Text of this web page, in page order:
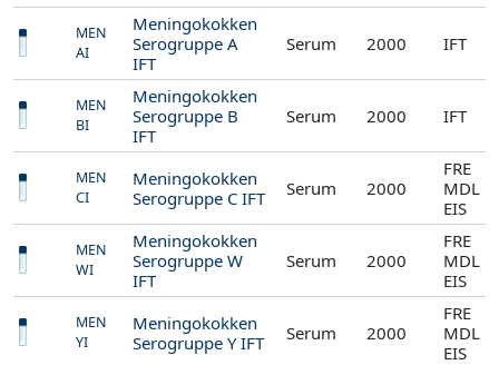
MEN
AI
Meningokokken
Serogruppe A
IFT
Serum 2000 IFT
MEN
BI
Meningokokken
Serogruppe B
IFT
Serum 2000 IFT
MEN
CI
Meningokokken
Serogruppe C IFT
Serum 2000
FRE
MDL
EIS
MEN
WI
Meningokokken
Serogruppe W
IFT
Serum 2000
FRE
MDL
EIS
MEN
YI
Meningokokken
Serogruppe Y IFT
Serum 2000
FRE
MDL
EIS